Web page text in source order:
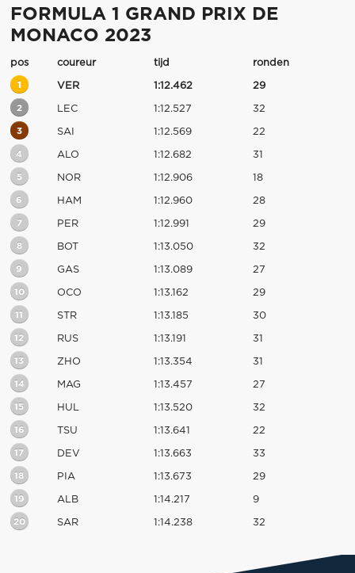
FORMULA 1 GRAND PRIX DE
MONACO 2023
pos coureur tijd ronden
1 VER 1:12.462 29
2 LEC 1:12.527 32
3 SAI 1:12.569 22
4 ALO 1:12.682 31
5 NOR 1:12.906 18
6 HAM 1:12.960 28
7 PER 1:12.991 29
8 BOT 1:13.050 32
9 GAS 1:13.089 27
10 OCO 1:13.162 29
11 STR 1:13.185 30
12 RUS 1:13.191 31
13 ZHO 1:13.354 31
14 MAG 1:13.457 27
15 HUL 1:13.520 32
16 TSU 1:13.641 22
17 DEV 1:13.663 33
18 PIA 1:13.673 29
19 ALB 1:14.217 9
20 SAR 1:14.238 32